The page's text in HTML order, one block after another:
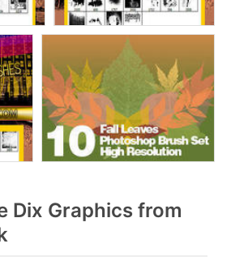
Dix Graphics from